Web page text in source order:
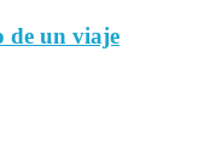
de un viaje